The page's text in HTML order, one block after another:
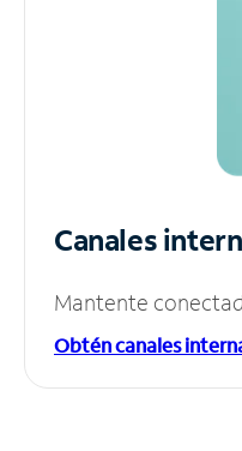
Canales
Mantente
Obtén canales